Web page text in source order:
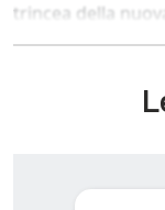
trincea della